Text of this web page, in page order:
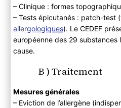
– Clinique : formes
– Tests épicutanés : patch-test
allergologiques). Le CEDEF
européenne des 29 substances
cause.
B ) Traitement
Mesures générales
– Eviction de l’allergène